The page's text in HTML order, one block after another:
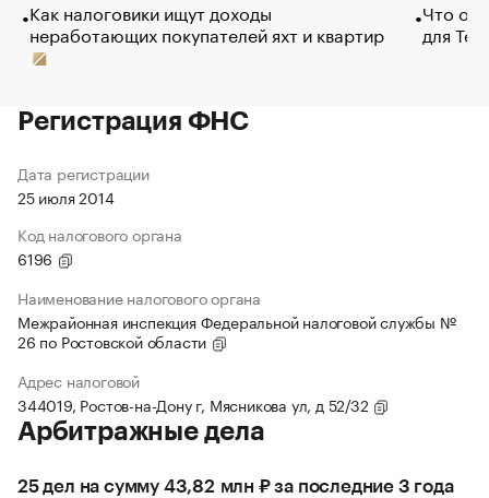
Как налоговики ищут доходы
неработающих покупателей яхт и квартир
Что
для
Регистрация ФНС
Дата регистрации
25 июля 2014
Код налогового органа
6196
Наименование налогового органа
Межрайонная инспекция Федеральной налоговой службы №
26 по Ростовской области
Адрес налоговой
344019, Ростов-на-Дону г, Мясникова ул, д 52/32
Арбитражные дела
25 дел на сумму 43,82 млн ₽ за последние 3 года